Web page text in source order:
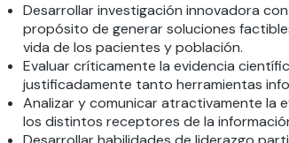
Desarrollar investigación innovadora
propósito de generar soluciones
vida de los pacientes y población.
Evaluar críticamente la evidencia
justificadamente tanto herramientas
Analizar y comunicar atractivamente la
los distintos receptores de la